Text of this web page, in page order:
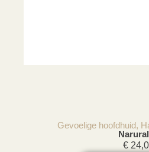
Gevoelige hoofdhuid,
€